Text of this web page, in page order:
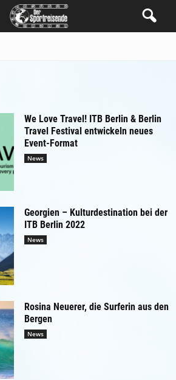
We Love Travel! ITB Berlin & Berlin
Travel Festival entwickeln neues
Event-Format
News
Georgien – Kulturdestination bei der
ITB Berlin 2022
News
Rosina Neuerer, die Surferin aus den
Bergen
News